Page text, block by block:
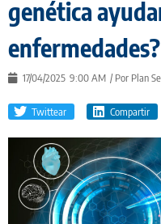
genética
enfermedades?
17/04/2025 9:00 AM / Por Plan
Twittear Compartir